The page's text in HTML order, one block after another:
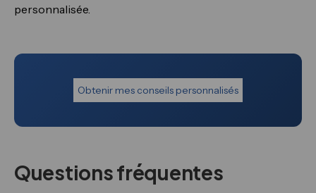
personnalisée.
Obtenir mes conseils personnalisés
Questions fréquentes